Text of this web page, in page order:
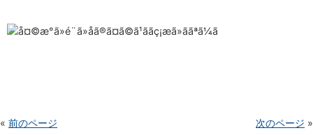
« 前のページ 次のページ »